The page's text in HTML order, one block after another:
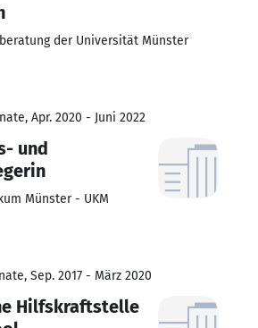
der Universität Münster
Apr. 2020 - Juni 2022
und
Münster - UKM
Sep. 2017 - März 2020
Hilfskraftstelle